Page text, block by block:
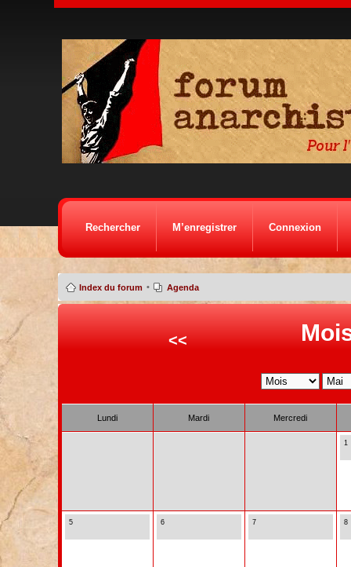
Rechercher M’enregistrer Connexion
Index du forum • Agenda
<<
Lundi Mardi Mercredi
1
5 6 7 8